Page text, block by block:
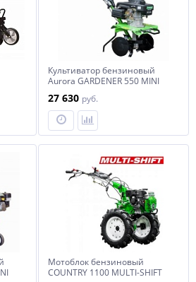
Культиватор бензиновый
Aurora GARDENER 550 MINI
27 630 руб.
Мотоблок бензиновый
COUNTRY 1100 MULTI-SHIFT